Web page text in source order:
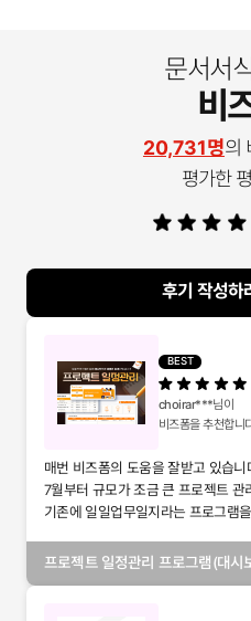
문서서
비
20,731명의
평가한
후기 작성하
BEST
choirar***님이
비즈폼을 추천합니
매번 비즈폼의 도움을 잘받고 있습
7월부터 규모가 조금 큰 프로젝트 관
기존에 일일업무일지라는 프로그램
프로젝트 일정관리 프로그램(대시